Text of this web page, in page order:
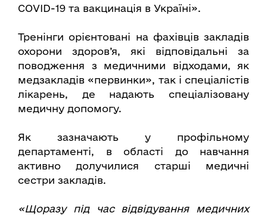
COVID-19 та вакцинація в Україні».
Тренінги орієнтовані на фахівців закладів
охорони здоров’я, які відповідальні за
поводження з медичними відходами, як
медзакладів «первинки», так і спеціалістів
лікарень, де надають спеціалізовану
медичну допомогу.
Як зазначають у профільному
департаменті, в області до навчання
активно долучилися старші медичні
сестри закладів.
«Щоразу під час відвідування медичних